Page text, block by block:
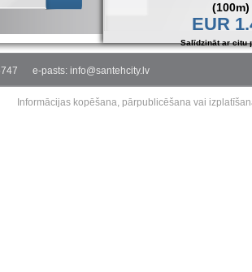
(100m)
EUR
Salīdzināt ar citu
e-pasts: info@santehcity.lv
Informācijas kopēšana, pārpublicēšana vai